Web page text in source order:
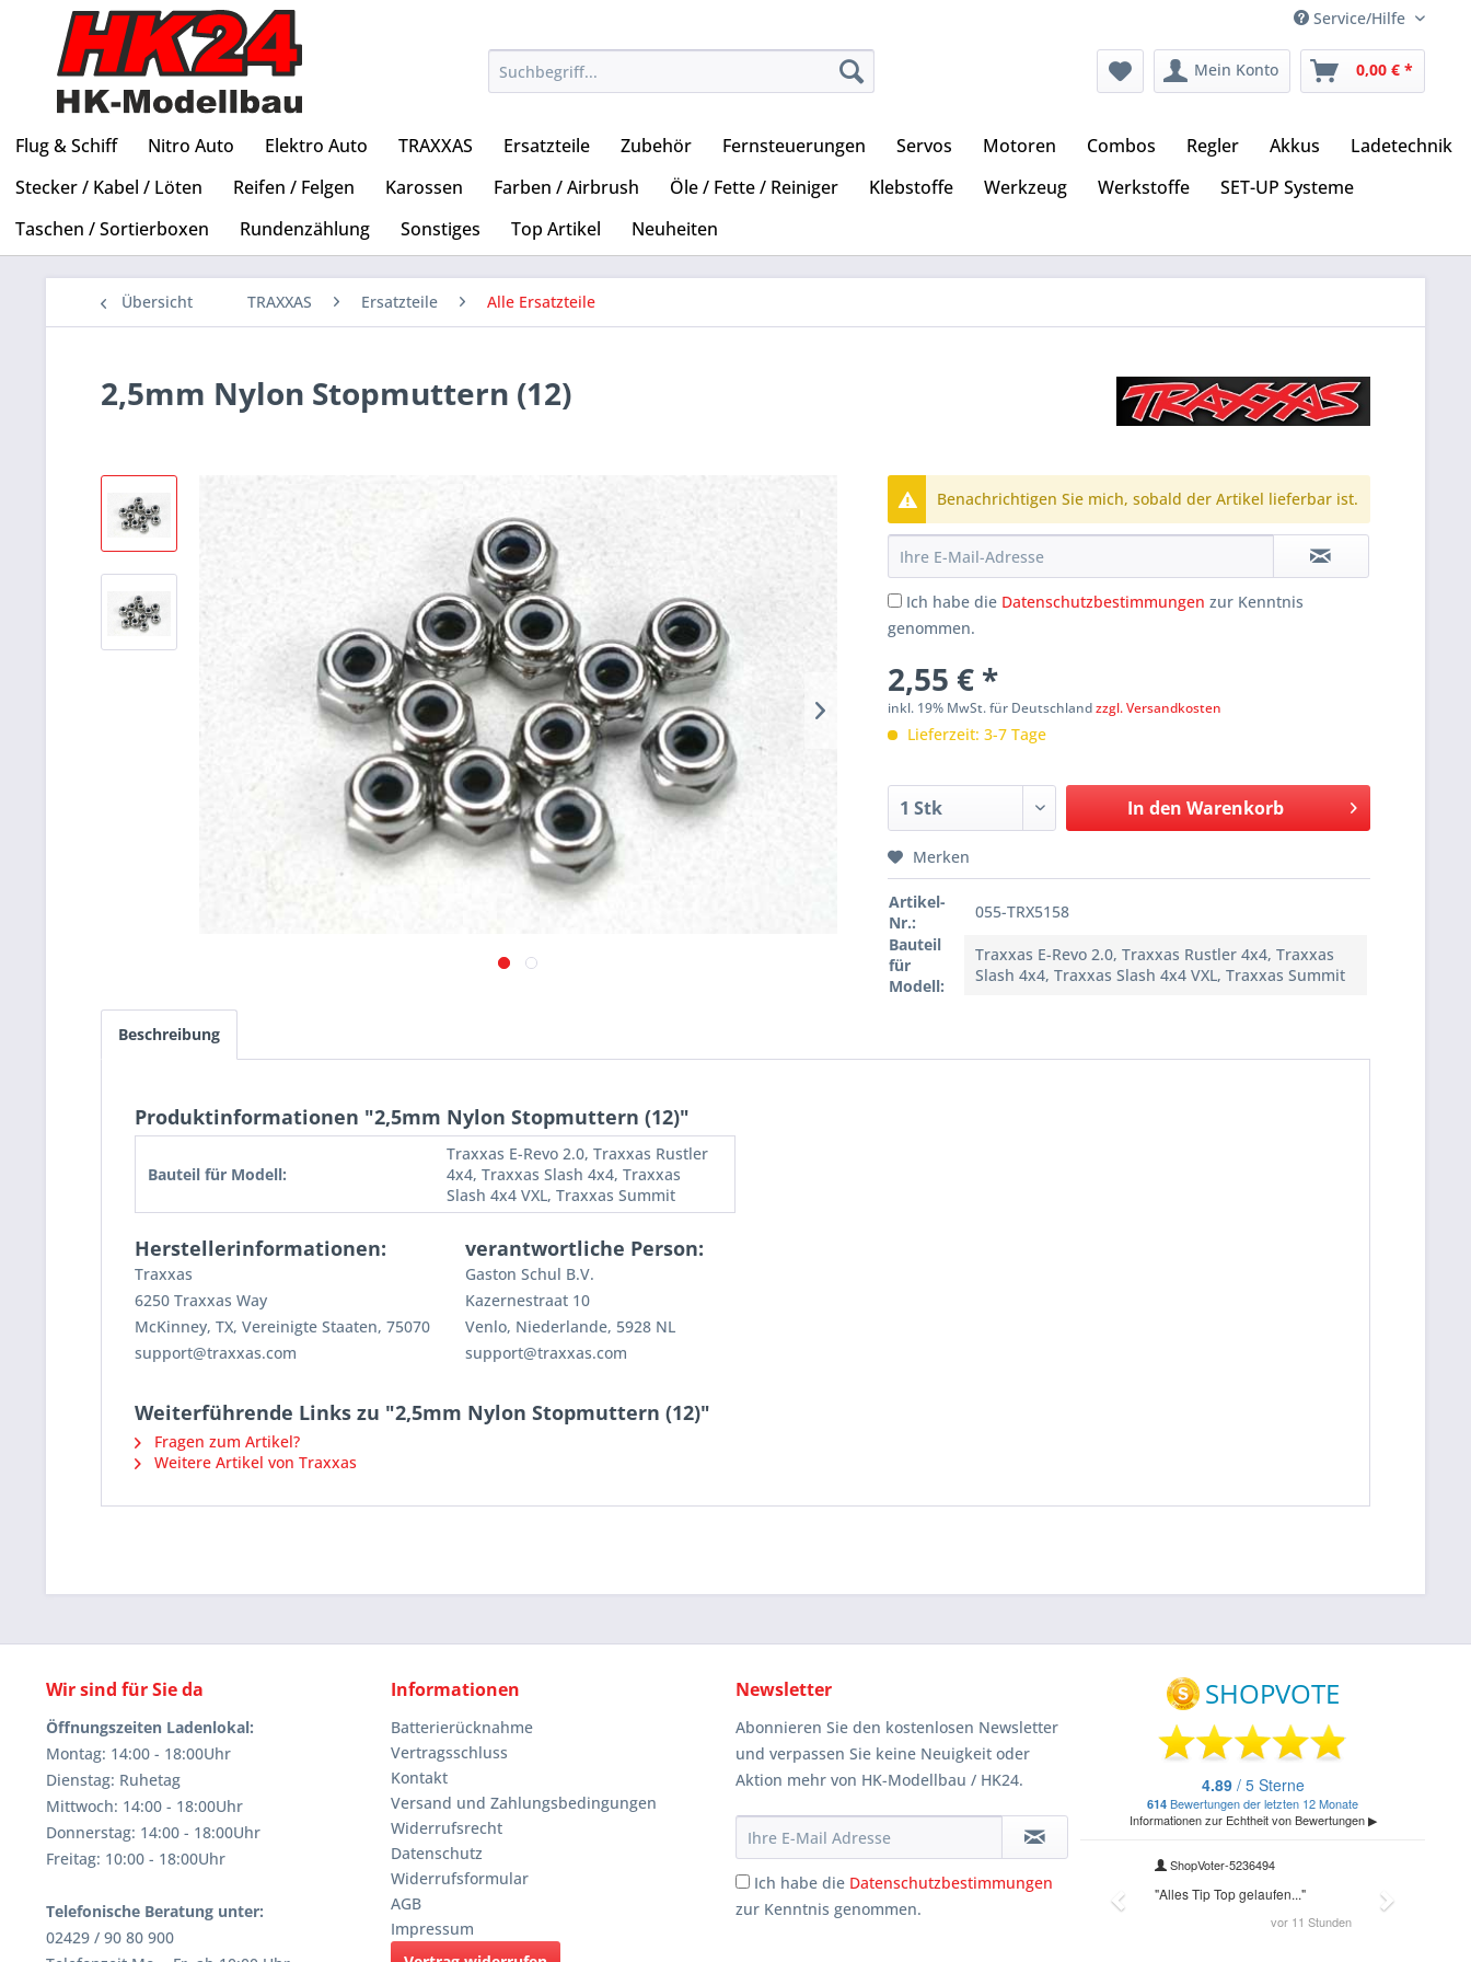
Service/Hilfe
Mein Konto 0,00 € *
Flug & Schiff Nitro Auto Elektro Auto TRAXXAS Ersatzteile Zubehör Fernsteuerungen Servos Motoren Combos Regler Akkus
Ladetechnik
Stecker / Kabel / Löten
Reifen / Felgen Karossen Farben / Airbrush Öle / Fette / Reiniger Klebstoffe Werkzeug Werkstoffe
SET-UP Systeme
Taschen / Sortierboxen
Rundenzählung Sonstiges Top Artikel Neuheiten
Übersicht TRAXXAS Ersatzteile Alle Ersatzteile
2,5mm Nylon Stopmuttern (12)
Benachrichtigen Sie mich, sobald der Artikel lieferbar ist.
Ich habe die Datenschutzbestimmungen zur Kenntnis
genommen.
2,55 € *
inkl. 19% MwSt. für Deutschlandzzgl. Versandkosten
Lieferzeit: 3-7 Tage
In den Warenkorb
Merken
Artikel-
Nr.:
055-TRX5158
Bauteil
für
Modell:
Traxxas E-Revo 2.0, Traxxas Rustler 4x4, Traxxas
Slash 4x4, Traxxas Slash 4x4 VXL, Traxxas Summit
Beschreibung
Produktinformationen "2,5mm Nylon Stopmuttern (12)"
Bauteil für Modell:
Traxxas E-Revo 2.0, Traxxas Rustler
4x4, Traxxas Slash 4x4, Traxxas
Slash 4x4 VXL, Traxxas Summit
Herstellerinformationen:
Traxxas
6250 Traxxas Way
McKinney, TX, Vereinigte Staaten, 75070
support@traxxas.com
verantwortliche Person:
Gaston Schul B.V.
Kazernestraat 10
Venlo, Niederlande, 5928 NL
support@traxxas.com
Weiterführende Links zu "2,5mm Nylon Stopmuttern (12)"
Fragen zum Artikel?
Weitere Artikel von Traxxas
Wir sind für Sie da
Öffnungszeiten Ladenlokal:
Montag: 14:00 - 18:00Uhr
Dienstag: Ruhetag
Mittwoch: 14:00 - 18:00Uhr
Donnerstag: 14:00 - 18:00Uhr
Freitag: 10:00 - 18:00Uhr
Telefonische Beratung unter:
02429 / 90 80 900
Informationen
Batterierücknahme
Vertragsschluss
Kontakt
Versand und Zahlungsbedingungen
Widerrufsrecht
Datenschutz
Widerrufsformular
AGB
Impressum
Newsletter
Abonnieren Sie den kostenlosen Newsletter
und verpassen Sie keine Neuigkeit oder
Aktion mehr von HK-Modellbau / HK24.
Ich habe die Datenschutzbestimmungen
zur Kenntnis genommen.